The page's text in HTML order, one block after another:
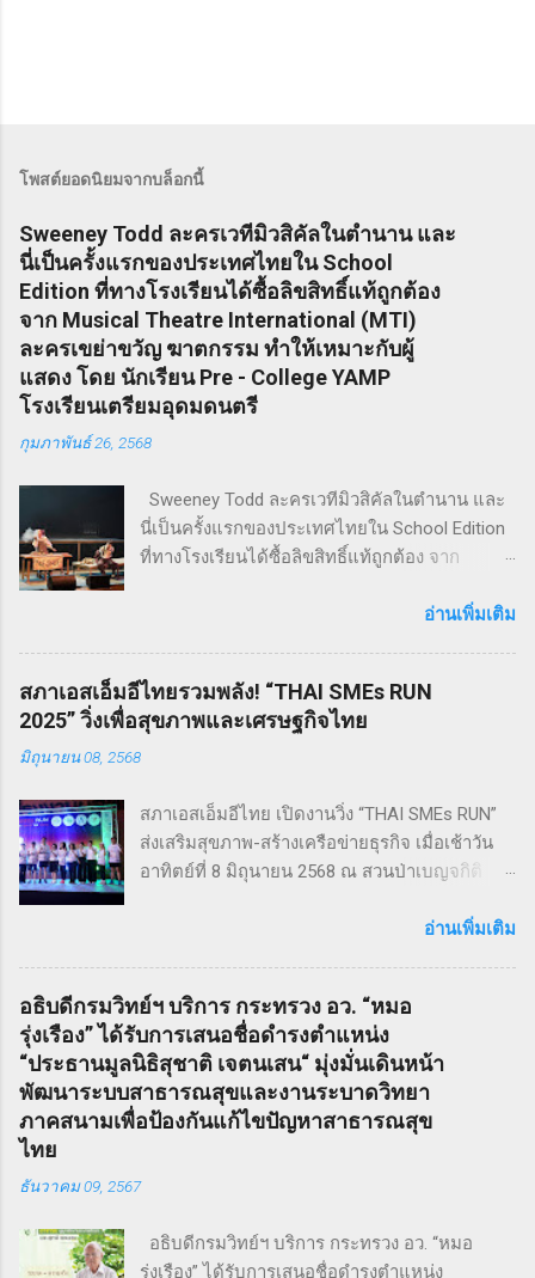
โพสต์ยอดนิยมจากบล็อกนี้
Sweeney Todd ละครเวทีมิวสิคัลในตำนาน และ
นี่เป็นครั้งแรกของประเทศไทยใน School
Edition ที่ทางโรงเรียนได้ซื้อลิขสิทธิ์แท้ถูกต้อง
จาก Musical Theatre International (MTI)
ละครเขย่าขวัญ ฆาตกรรม ทำให้เหมาะกับผู้
แสดง โดย นักเรียน Pre - College YAMP
โรงเรียนเตรียมอุดมดนตรี
กุมภาพันธ์ 26, 2568
Sweeney Todd ละครเวทีมิวสิคัลในตำนาน และ
นี่เป็นครั้งแรกของประเทศไทยใน School Edition
ที่ทางโรงเรียนได้ซื้อลิขสิทธิ์แท้ถูกต้อง จาก
ขวัญ ฆาตกรรม ทำให้เหมาะกับผู้แสดง โดย
!! โดยเลือกเป็น School Edition ที่ลดบทให้ดู
เหมาะสม แต่ยังคงไว้ซึ่งความเข้มข้น! กำกับการ
แสดงโดย ดำเกิง ฐิตะปิยะศักดิ์ หรือ คุณบิ๊ก
ช่างตัดผมชาวอังกฤษ ที่สูญเสียภรรยาและลูกไป
จนเกิดเป็นความแค้นที่นำไปสู่โศกอนาถตกรรม
เลวร้ายในที่สุด โดยตัวละคร Sweeney Todd มีต้น
ความนิยมอย่างต่อเนื่อง ซึ่งรู้จักกันในชื่อ Penny
ฤดูหนาวของปี ค.ศ. 1846 – 1847 เรื่องราวของ
Sweeney Todd ยังเคยถูกนำไปดัดแปลงเป็น
ภาพยนตร์เพลงด้วยชื่อเดียวกันในปี ค.ศ. 2007
หรือ พ.ศ. 2550 ซึ่งกำกับโดย Timothy Walter
Burt...
อ่านเพิ่มเติม
สภาเอสเอ็มอีไทยรวมพลัง! “THAI SMEs RUN
2025” วิ่งเพื่อสุขภาพและเศรษฐกิจไทย
มิถุนายน 08, 2568
สภาเอสเอ็มอีไทย เปิดงานวิ่ง “THAI SMEs RUN”
ส่งเสริมสุขภาพ-สร้างเครือข่ายธุรกิจ เมื่อเช้าวัน
อาทิตย์ที่ 8 มิถุนายน 2568 ณ สวนป่าเบญจกิติ
ไทย (สภาเอสเอ็มอีไทย) จัดงานวิ่งมินิมาราธอน
ข่ายธุรกิจระหว่าง ผู้ประกอบการ SMEs และ
ประชาชน ทั่วไป ภายใต้แนวคิด “We Go We
Grow We Goal” ที่เน้นการก้าวไปข้างหน้า เติบโต
อย่างมั่นคง และมุ่งสู่เป้าหมายร่วมกัน งานวิ่ง THAI
SMEs RUN: สุขภาพดี เครือข่ายแน่น งานนี้เต็มไป
Marathon (9 กม.) และ Fun Run (4.5 กม.) ผู้เข้า
ลุ้นถ้วยรางวัล Overall สำหรับผู้เข้าเส้นชัยอันดับ
ต้น ๆ นอกจากส่งเสริมสุขภาพ งานนี้ยังเป็นเวที
อ่านเพิ่มเติม
อธิบดีกรมวิทย์ฯ บริการ กระทรวง อว. “หมอ
รุ่งเรือง” ได้รับการเสนอชื่อดำรงตำแหน่ง
“ประธานมูลนิธิสุชาติ เจตนเสน“ มุ่งมั่นเดินหน้า
พัฒนาระบบสาธารณสุขและงานระบาดวิทยา
ภาคสนามเพื่อป้องกันแก้ไขปัญหาสาธารณสุข
ไทย
ธันวาคม 09, 2567
อธิบดีกรมวิทย์ฯ บริการ กระทรวง อว. “หมอ
รุ่งเรือง” ได้รับการเสนอชื่อดำรงตำแหน่ง